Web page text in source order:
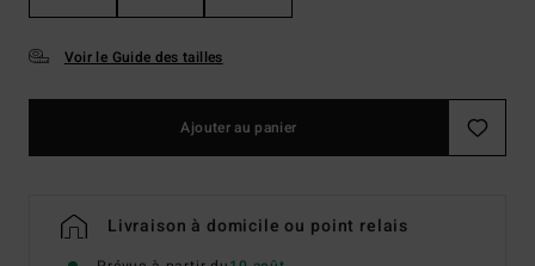
Voir le Guide des tailles
Ajouter au panier
Livraison à domicile ou point relais